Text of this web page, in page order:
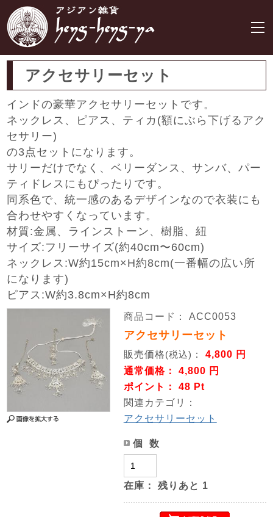
アクセサリーセット
インドの豪華アクセサリーセットです。
ネックレス、ピアス、ティカ(額にぶら下げるアク
セサリー)
の3点セットになります。
サリーだけでなく、ベリーダンス、サンバ、パー
ティドレスにもぴったりです。
同系色で、統一感のあるデザインなので衣装にも
合わせやすくなっています。
材質:金属、ラインストーン、樹脂、紐
サイズ:フリーサイズ(約40cm〜60cm)
ネックレス:W約15cm×H約8cm(一番幅の広い所
になります)
ピアス:W約3.8cm×H約8cm
商品コード： ACC0053
アクセサリーセット
販売価格(税込) ： 4,800 円
通常価格： 4,800 円
ポイント： 48 Pt
関連カテゴリ：
アクセサリーセット
個 数
在庫： 残りあと 1